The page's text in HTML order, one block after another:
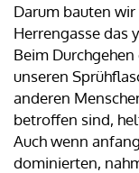
Darum bauten
Herrengasse das
Beim
unseren
anderen
betroffen sind,
Auch wenn
dominierten,